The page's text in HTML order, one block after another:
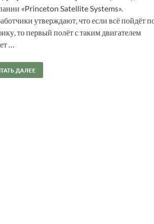
«Princeton Satellite Systems».
утверждают, что если всё пойдёт
то первый полёт с таким двигателем
…
ДАЛЕЕ